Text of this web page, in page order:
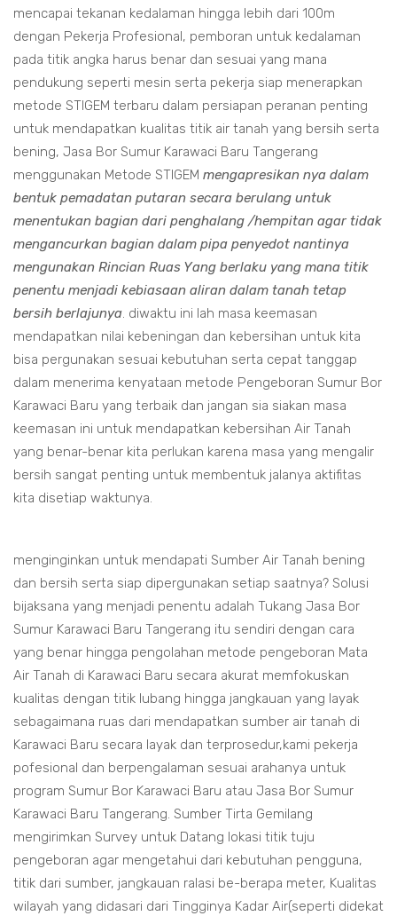
mencapai tekanan kedalaman hingga lebih dari 100m
dengan Pekerja Profesional, pemboran untuk kedalaman
pada titik angka harus benar dan sesuai yang mana
pendukung seperti mesin serta pekerja siap menerapkan
metode STIGEM terbaru dalam persiapan peranan penting
untuk mendapatkan kualitas titik air tanah yang bersih serta
bening, Jasa Bor Sumur Karawaci Baru Tangerang
menggunakan Metode STIGEM mengapresikan nya dalam
bentuk pemadatan putaran secara berulang untuk
menentukan bagian dari penghalang /hempitan agar tidak
mengancurkan bagian dalam pipa penyedot nantinya
mengunakan Rincian Ruas Yang berlaku yang mana titik
penentu menjadi kebiasaan aliran dalam tanah tetap
bersih berlajunya. diwaktu ini lah masa keemasan
mendapatkan nilai kebeningan dan kebersihan untuk kita
bisa pergunakan sesuai kebutuhan serta cepat tanggap
dalam menerima kenyataan metode Pengeboran Sumur Bor
Karawaci Baru yang terbaik dan jangan sia siakan masa
keemasan ini untuk mendapatkan kebersihan Air Tanah
yang benar-benar kita perlukan karena masa yang mengalir
bersih sangat penting untuk membentuk jalanya aktifitas
kita disetiap waktunya.
menginginkan untuk mendapati Sumber Air Tanah bening
dan bersih serta siap dipergunakan setiap saatnya? Solusi
bijaksana yang menjadi penentu adalah Tukang Jasa Bor
Sumur Karawaci Baru Tangerang itu sendiri dengan cara
yang benar hingga pengolahan metode pengeboran Mata
Air Tanah di Karawaci Baru secara akurat memfokuskan
kualitas dengan titik lubang hingga jangkauan yang layak
sebagaimana ruas dari mendapatkan sumber air tanah di
Karawaci Baru secara layak dan terprosedur,kami pekerja
pofesional dan berpengalaman sesuai arahanya untuk
program Sumur Bor Karawaci Baru atau Jasa Bor Sumur
Karawaci Baru Tangerang. Sumber Tirta Gemilang
mengirimkan Survey untuk Datang lokasi titik tuju
pengeboran agar mengetahui dari kebutuhan pengguna,
titik dari sumber, jangkauan ralasi be-berapa meter, Kualitas
wilayah yang didasari dari Tingginya Kadar Air(seperti didekat